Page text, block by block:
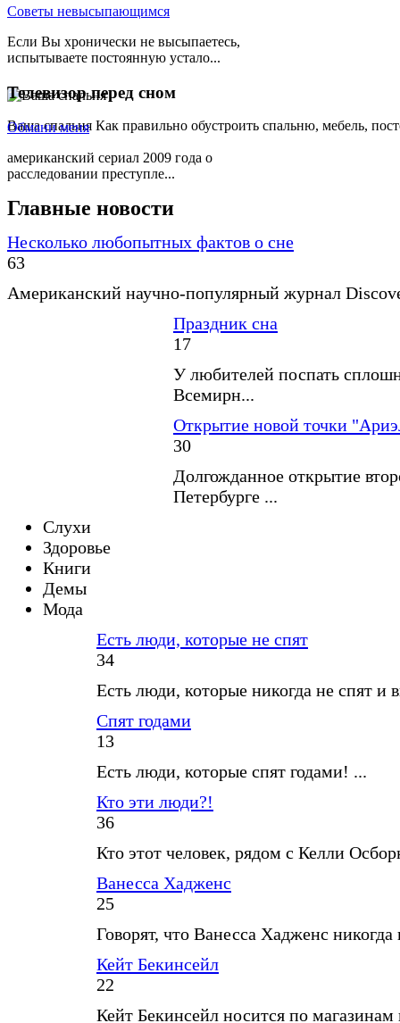
Ваша спальня Как правильно обустроить спальню, мебель,
Советы невысыпающимся
Если Вы хронически не высыпаетесь,
испытываете постоянную устало...
Телевизорперед сном
Обмани меня
американский сериал 2009 года о
расследовании преступле...
Главные новости
Несколько любопытных фактов о сне
63
Американский научно-популярный журнал
Праздник сна
17
У любителей поспать
Всемирн...
Открытие новой точки
30
Долгожданное открытие
Петербурге ...
Слухи
Здоровье
Книги
Демы
Мода
Есть люди, которые не спят
34
Есть люди, которые никогда не спят и
Спят годами
13
Есть люди, которые спят годами! ...
Кто эти люди?!
36
Кто этот человек, рядом с Келли
Ванесса Хадженс
25
Говорят, что Ванесса Хадженс никогда
Кейт Бекинсейл
22
Кейт Бекинсейл носится по